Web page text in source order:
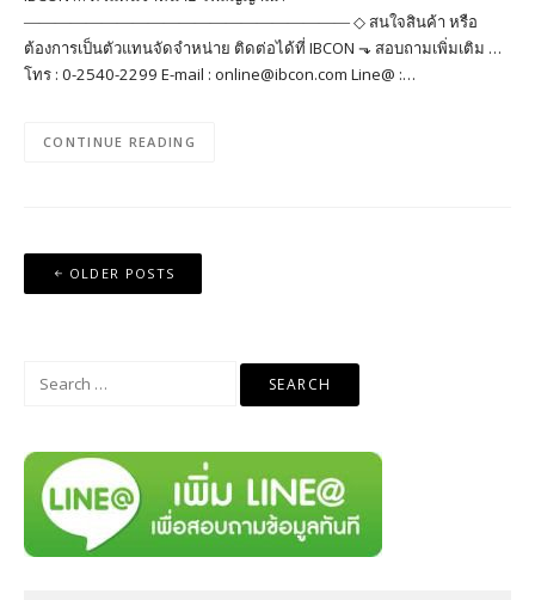
――――――――――――――――――――― ◇ สนใจสินค้า หรือ
ต้องการเป็นตัวแทนจัดจำหน่าย ติดต่อได้ที่ IBCON ⬎ สอบถามเพิ่มเติม …
โทร : 0-2540-2299 E-mail : online@ibcon.com Line@ :…
CONTINUE READING
Posts
navigation
OLDER POSTS
Search